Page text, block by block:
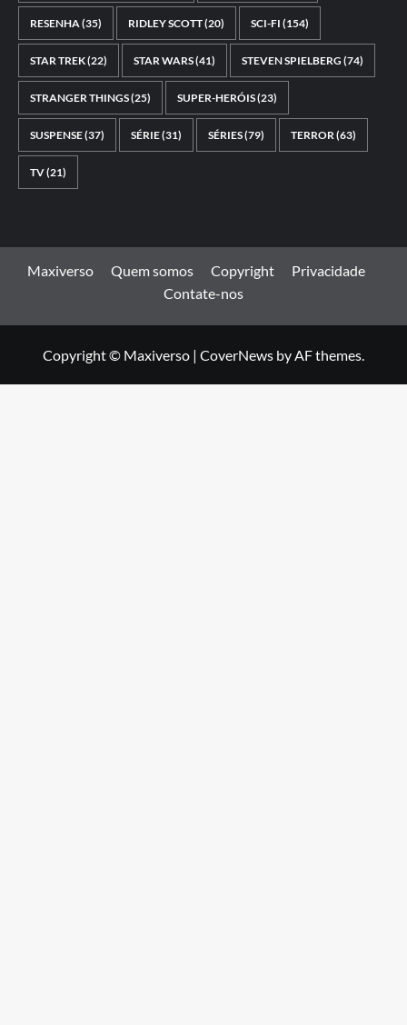
RESENHA(35) RIDLEY SCOTT(20) SCI-FI (154)
STAR TREK(22) STAR WARS(41) STEVEN SPIELBERG (74)
STRANGER THINGS(25) SUPER-HERÓIS(23)
SUSPENSE(37) SÉRIE(31) SÉRIES(79) TERROR(63)
TV(21)
Maxiverso Quem somos Copyright
Privacidade
Contate-nos
Copyright © Maxiverso | CoverNews by AF themes.